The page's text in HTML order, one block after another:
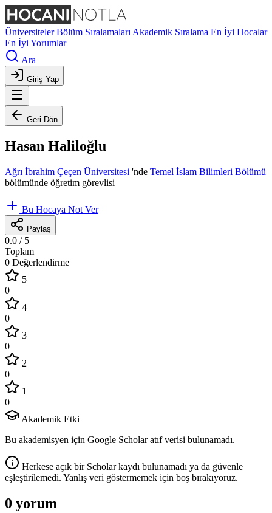
ÜniversitelerBölüm Sıralamaları Akademik Sıralama En İyi Hocalar
En İyi Yorumlar
Ara
Giriş Yap
Geri Dön
Hasan Haliloğlu
Ağrı İbrahim Çeçen Üniversitesi 'nde Temel İslam Bilimleri Bölümü
bölümünde öğretim görevlisi
Bu Hocaya Not Ver
Paylaş
0.0 / 5
Toplam
0 Değerlendirme
5
0
4
0
3
0
2
0
1
0
Akademik Etki
Bu akademisyen için Google Scholar atıf verisi bulunamadı.
Herkese açık bir Scholar kaydı bulunamadı ya da güvenle
eşleştirilemedi. Yanlış veri göstermemek için boş bırakıyoruz.
0 yorum